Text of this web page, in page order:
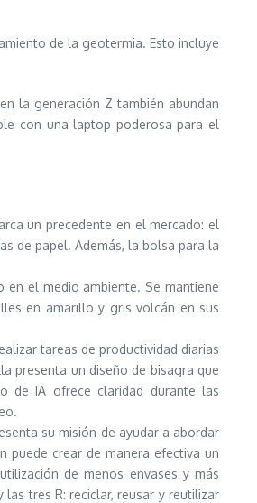
de la geotermia. Esto incluye
la generación Z también abundan
con una laptop poderosa para el
un precedente en el mercado: el
de papel. Además, la bolsa para la
el medio ambiente. Se mantiene
en amarillo y gris volcán en sus
tareas de productividad diarias
presenta un diseño de bisagra que
de IA ofrece claridad durante las
su misión de ayudar a abordar
puede crear de manera efectiva un
de menos envases y más
tres R: reciclar, reusar y reutilizar